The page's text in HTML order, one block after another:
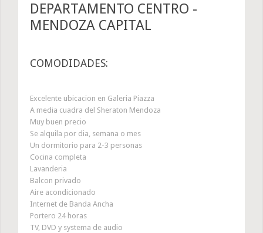
DEPARTAMENTO CENTRO -
MENDOZA CAPITAL
COMODIDADES:
Excelente ubicacion en Galeria Piazza
A media cuadra del Sheraton Mendoza
Muy buen precio
Se alquila por dia, semana o mes
Un dormitorio para 2-3 personas
Cocina completa
Lavanderia
Balcon privado
Aire acondicionado
Internet de Banda Ancha
Portero 24 horas
TV, DVD y systema de audio